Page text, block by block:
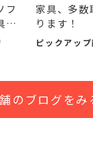
フ
ま
家具、多数
ります！
ピックアッ
のブログをみ